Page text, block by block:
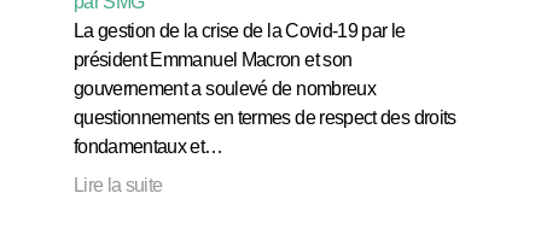
La gestion de la crise de la Covid-19 par le
président Emmanuel Macron et son
gouvernement a soulevé de nombreux
questionnements en termes de respect des droits
fondamentaux et…
Lire la suite